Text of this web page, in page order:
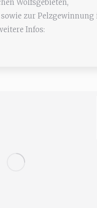
Wolfsgebieten,
zur Pelzgewinnung
Infos: